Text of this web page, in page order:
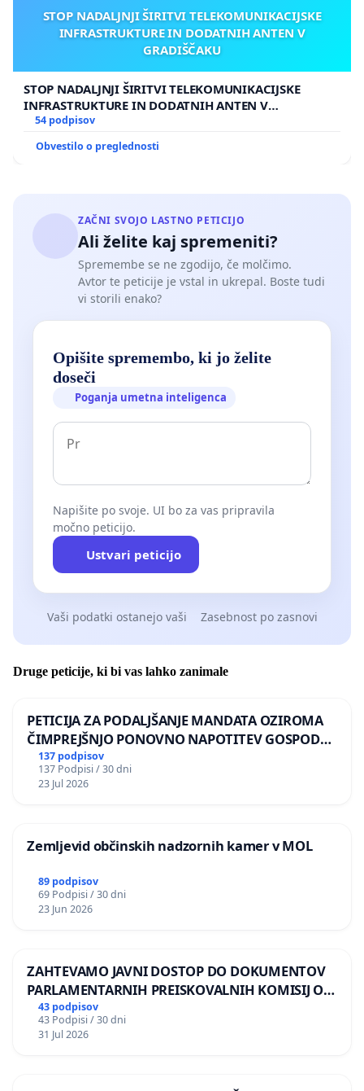
STOP NADALJNJI ŠIRITVI TELEKOMUNIKACIJSKE
INFRASTRUKTURE IN DODATNIH ANTEN V
GRADIŠČAKU
STOP NADALJNJI ŠIRITVI TELEKOMUNIKACIJSKE
INFRASTRUKTURE IN DODATNIH ANTEN V
GRADIŠČAKU
54 podpisov
Obvestilo o preglednosti
ZAČNI SVOJO LASTNO PETICIJO
Ali želite kaj spremeniti?
Spremembe se ne zgodijo, če molčimo.
Avtor te peticije je vstal in ukrepal. Boste tudi
vi storili enako?
Opišite spremembo, ki jo želite
doseči
Poganja umetna inteligenca
Napišite po svoje. UI bo za vas pripravila
močno peticijo.
Ustvari peticijo
Vaši podatki ostanejo vaši Zasebnost po zasnovi
Druge peticije, ki bi vas lahko zanimale
PETICIJA ZA PODALJŠANJE MANDATA OZIROMA
ČIMPREJŠNJO PONOVNO NAPOTITEV GOSPODA
BERNARDA ŠRAJNERJA NA VELEPOSLANIŠTVO
REPUBLIKE SLOVENIJE V MOSKVI
137 podpisov
137 Podpisi / 30 dni
23 Jul 2026
Zemljevid občinskih nadzornih kamer v MOL
89 podpisov
69 Podpisi / 30 dni
23 Jun 2026
ZAHTEVAMO JAVNI DOSTOP DO DOKUMENTOV
PARLAMENTARNIH PREISKOVALNIH KOMISIJ O
ILEGALNI TRGOVINI Z OROŽJEM
43 podpisov
43 Podpisi / 30 dni
31 Jul 2026